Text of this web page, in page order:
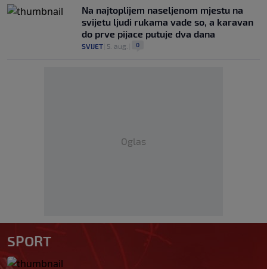
Na najtoplijem naseljenom mjestu na
svijetu ljudi rukama vade so, a karavan
do prve pijace putuje dva dana
SVIJET 5. aug. 0
Oglas
SPORT